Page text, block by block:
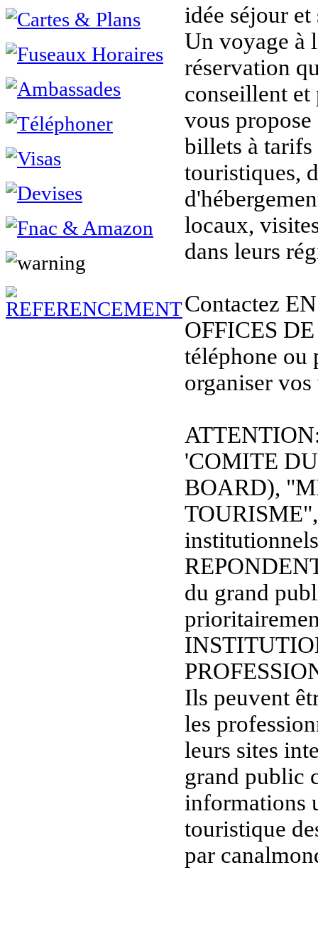
idée séjour et
Un voyage à
réservation
conseillent et
vous
billets à
touristiques,
locaux,
dans leurs
Contactez
OFFICES
téléphone ou
organiser
'COMITE
BOARD),
du grand
Ils peuvent
les
leurs sites
grand public
informations
touristique
par